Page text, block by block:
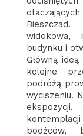
widokowa,
budynku i
Główną
kolejne
podróżą
wyciszeniu.
bodźców,